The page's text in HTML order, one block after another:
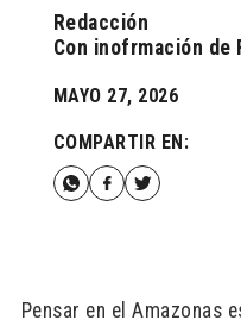
Redacción
Con inofrmación de
MAYO 27, 2026
COMPARTIR EN:
Pensar en el Amazonas